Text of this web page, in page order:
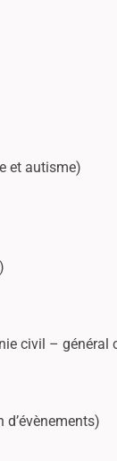
et autisme)
civil – général